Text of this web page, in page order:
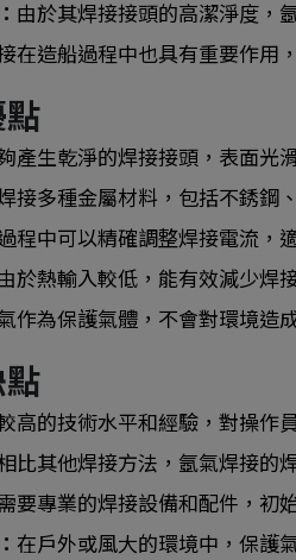
由於其焊接接頭的高潔淨度，
在造船過程中也具有重要作用
產生乾淨的焊接接頭，表面光
接多種金屬材料，包括不銹鋼
程中可以精確調整焊接電流，
於熱輸入較低，能有效減少焊
作為保護氣體，不會對環境造
高的技術水平和經驗，對操作
比其他焊接方法，氬氣焊接的
要專業的焊接設備和配件，初
在戶外或風大的環境中，保護